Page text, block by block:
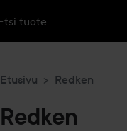
Etusivu Redken
Redken